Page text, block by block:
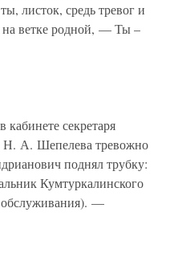
листок, средь тревог и
ветке родной, — Ты –
секретаря
Н. А. Шепелева тревожно
поднял трубку:
Кумтуркалинского
обслуживания). —